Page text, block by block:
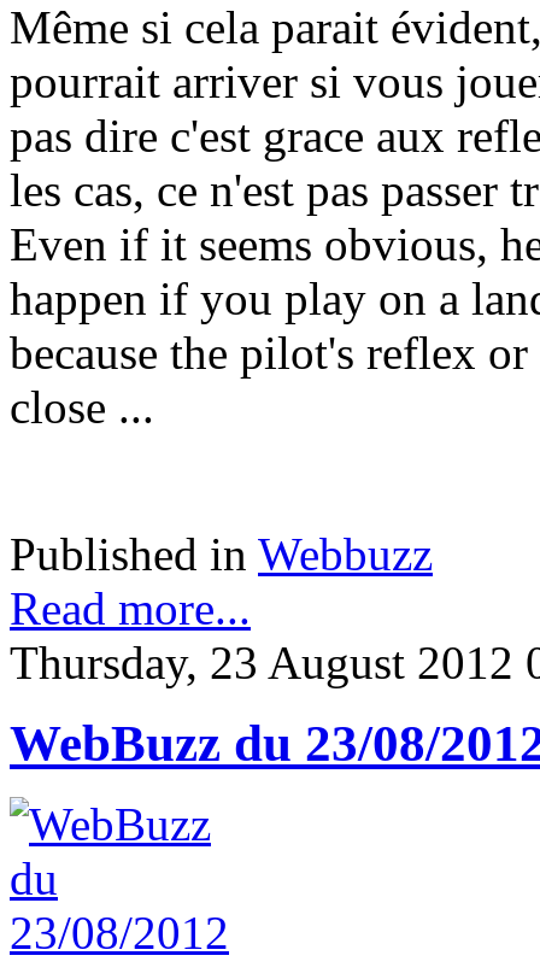
Même si cela parait
pourrait arriver si vous
pas dire c'est grace aux
les cas, ce n'est pas passer
Even if it seems obvious,
happen if you play on a
because the pilot's reflex
close ...
Published in Webbuzz
Read more...
Thursday, 23 August 2012
WebBuzz du 23/08/